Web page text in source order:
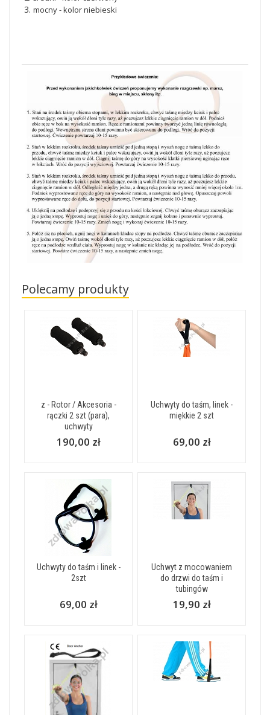
mocny - kolor niebieski
Polecamy produkty
z - Rotor / Akcesoria -
rączki 2 szt (para),
uchwyty
190,00 zł
Uchwyty do taśm, linek -
miękkie 2 szt
69,00 zł
Uchwyty do taśm i linek -
2szt
69,00 zł
Uchwyt z mocowaniem
do drzwi do taśm i
tubingów
19,90 zł